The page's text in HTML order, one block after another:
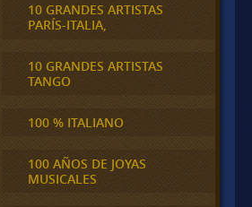
10 GRANDES ARTISTAS
PARÍS-ITALIA,
10 GRANDES ARTISTAS
TANGO
100 % ITALIANO
100 AÑOS DE JOYAS
MUSICALES